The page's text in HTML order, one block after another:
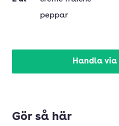
peppar
Handla via
Gör så här